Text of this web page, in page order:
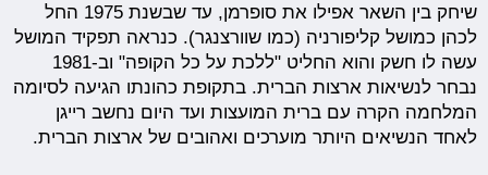
שיחק בין השאר אפילו את סופרמן, עד שבשנת 1975 החל
לכהן כמושל קליפורניה (כמו שוורצנגר). כנראה תפקיד המושל
עשה לו חשק והוא החליט "ללכת על כל הקופה" וב-1981
נבחר לנשיאות ארצות הברית. בתקופת כהונתו הגיעה לסיומה
המלחמה הקרה עם ברית המועצות ועד היום נחשב רייגן
לאחד הנשיאים היותר מוערכים ואהובים של ארצות הברית.